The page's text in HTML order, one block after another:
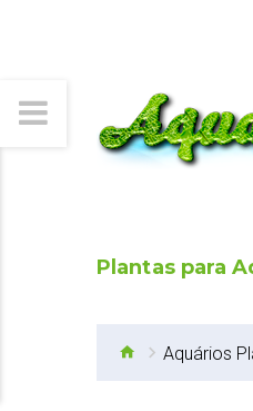
Plantas para
Aquários